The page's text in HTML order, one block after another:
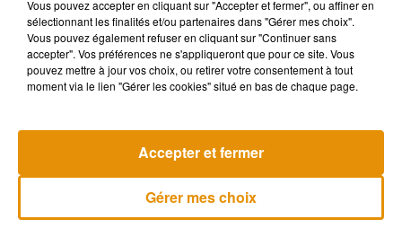
Angèle et Amélie Lens dévoilent leur
Pomme emprunte le décor de l’émission
« Loups Garous » pour son...
Vous pouvez accepter en cliquant sur "Accepter et fermer", ou affiner en
sélectionnant les finalités et/ou partenaires dans "Gérer mes choix".
Vous pouvez également refuser en cliquant sur "Continuer sans
accepter". Vos préférences ne s'appliqueront que pour ce site. Vous
pouvez mettre à jour vos choix, ou retirer votre consentement à tout
moment via le lien "Gérer les cookies" situé en bas de chaque page.
Gérer mes choix
Accepter et fermer